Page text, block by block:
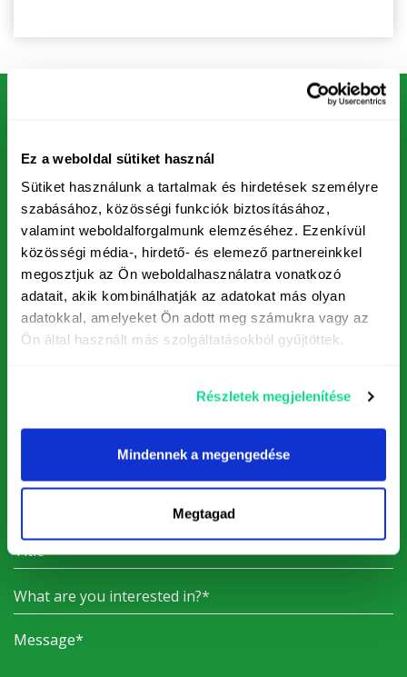
Ez a weboldal sütiket használ
Sütiket használunk a tartalmak és hirdetések személyre
szabásához, közösségi funkciók biztosításához,
valamint weboldalforgalmunk elemzéséhez. Ezenkívül
közösségi média-, hirdető- és elemező partnereinkkel
megosztjuk az Ön weboldalhasználatra vonatkozó
adatait, akik kombinálhatják az adatokat más olyan
adatokkal, amelyeket Ön adott meg számukra vagy az
Ön által használt más szolgáltatásokból gyűjtöttek.
Részletek megjelenítése
Mindennek a megengedése
Megtagad
Contact us!
Please send us a message by filling in the form below or
us at
We will contact you as soon as possible after receiving the
relevant information.